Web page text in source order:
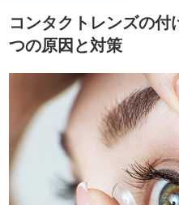
コンタクトレンズの付
つの原因と対策